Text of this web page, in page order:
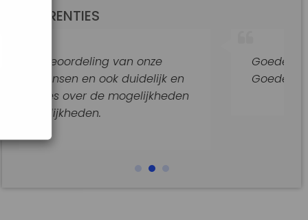
REFERENTIES
van onze
duidelijk en
Goede hulp en adviezen.
Goede begeleiding van dit